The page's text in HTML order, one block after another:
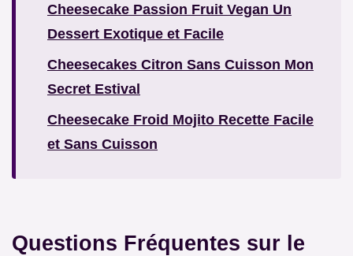
Cheesecake Passion Fruit Vegan Un
Dessert Exotique et Facile
Cheesecakes Citron Sans Cuisson Mon
Secret Estival
Cheesecake Froid Mojito Recette Facile
et Sans Cuisson
Questions Fréquentes sur le